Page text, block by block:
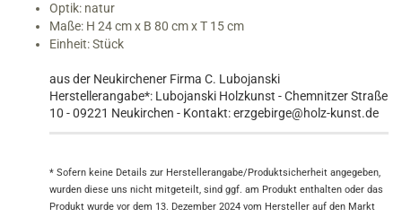
Optik: natur
Maße: H 24 cm x B 80 cm x T 15 cm
Einheit: Stück
aus der Neukirchener Firma C. Lubojanski
Herstellerangabe*: Lubojanski Holzkunst - Chemnitzer Straße
10 - 09221 Neukirchen - Kontakt: erzgebirge@holz-kunst.de
* Sofern keine Details zur Herstellerangabe/Produktsicherheit angegeben,
wurden diese uns nicht mitgeteilt, sind ggf. am Produkt enthalten oder das
Produkt wurde vor dem 13. Dezember 2024 vom Hersteller auf den Markt